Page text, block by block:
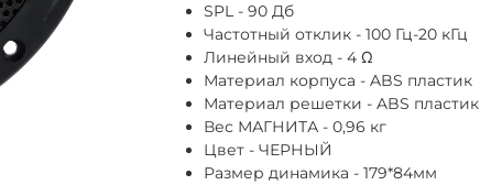
SPL - 90 Дб
Частотный отклик - 100 Гц-20 кГц
Линейный вход - 4 Ω
Материал корпуса - ABS пластик
Материал решетки - ABS пластик
Вес МАГНИТА - 0,96 кг
Цвет - ЧЕРНЫЙ
Размер динамика - 179*84мм